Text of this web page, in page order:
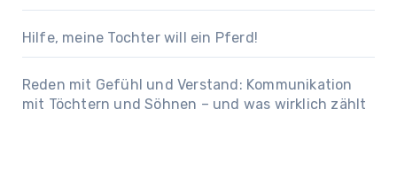
Hilfe, meine Tochter will ein Pferd!
Reden mit Gefühl und Verstand: Kommunikation
mit Töchtern und Söhnen – und was wirklich zählt